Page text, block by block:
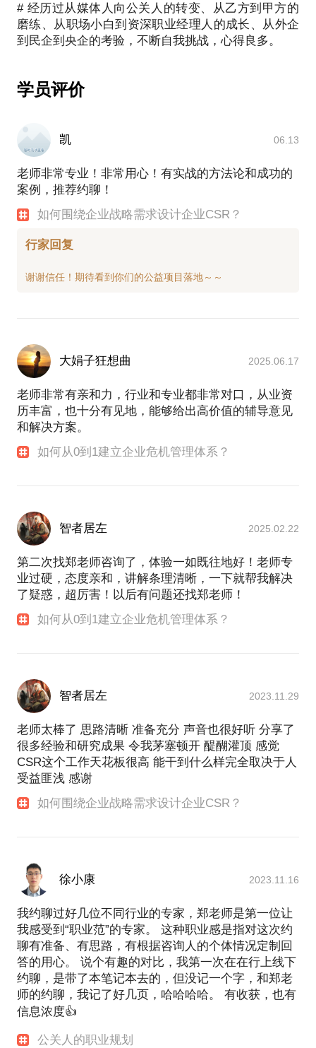
# 经历过从媒体人向公关人的转变、从乙方到甲方的
磨练、从职场小白到资深职业经理人的成长、从外企
学员评价
凯 06.13
老师非常专业！非常用心！有实战的方法论和成功的
案例，推荐约聊！
如何围绕企业战略需求设计企业CSR？
行家回复
大娟子狂想曲 2025.06.17
老师非常有亲和力，行业和专业都非常对口，从业资
历丰富，也十分有见地，能够给出高价值的辅导意见
和解决方案。
如何从0到1建立企业危机管理体系？
智者居左 2025.02.22
第二次找郑老师咨询了，体验一如既往地好！老师专
业过硬，态度亲和，讲解条理清晰，一下就帮我解决
了疑惑，超厉害！以后有问题还找郑老师！
如何从0到1建立企业危机管理体系？
智者居左 2023.11.29
老师太棒了 思路清晰 准备充分 声音也很好听 分享了
很多经验和研究成果 令我茅塞顿开 醍醐灌顶 感觉
CSR这个工作天花板很高 能干到什么样完全取决于人
受益匪浅 感谢
如何围绕企业战略需求设计企业CSR？
徐小康 2023.11.16
我约聊过好几位不同行业的专家，郑老师是第一位让
我感受到“职业范”的专家。 这种职业感是指对这次约
聊有准备、有思路，有根据咨询人的个体情况定制回
答的用心。 说个有趣的对比，我第一次在在行上线下
约聊，是带了本笔记本去的，但没记一个字，和郑老
师的约聊，我记了好几页，哈哈哈哈。 有收获，也有
信息浓度👍
公关人的职业规划